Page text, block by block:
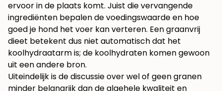
ervoor in de plaats komt. Juist die vervangende
ingrediënten bepalen de voedingswaarde en hoe
goed je hond het voer kan verteren. Een graanvrij
dieet betekent dus niet automatisch dat het
koolhydraatarm is; de koolhydraten komen gewoon
uit een andere bron.
Uiteindelijk is de discussie over wel of geen granen
minder belangrijk dan de algehele kwaliteit en